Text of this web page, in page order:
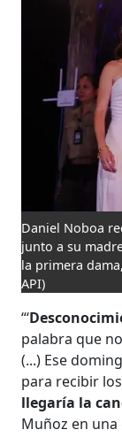
Daniel Noboa
junto a su
la primera
API)
“‘
palabra que
(...) Ese
para recibir
llegaría la
Muñoz en